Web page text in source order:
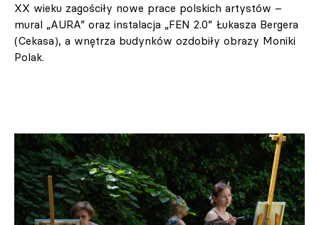
XX wieku zagościły nowe prace polskich artystów –
mural „AURA” oraz instalacja „FEN 2.0” Łukasza Bergera
(Cekasa), a wnętrza budynków ozdobiły obrazy Moniki
Polak.